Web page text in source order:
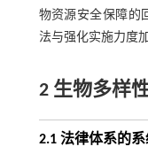
物资源安全保障的
法与强化实施力度
2 生物多样
2.1 法律体系的